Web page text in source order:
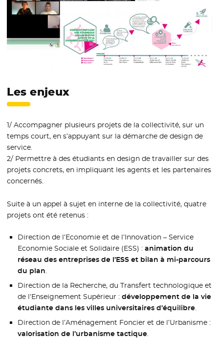
Les enjeux
1/ Accompagner plusieurs projets de la collectivité, sur un
temps court, en s’appuyant sur la démarche de design de
service.
2/ Permettre à des étudiants en design de travailler sur des
projets concrets, en impliquant les agents et les partenaires
concernés.
Suite à un appel à sujet en interne de la collectivité, quatre
projets ont été retenus :
Direction de l’Economie et de l’Innovation – Service
Economie Sociale et Solidaire (ESS) : animation du
réseau des entreprises de l’ESS et bilan à mi-parcours
du plan.
Direction de la Recherche, du Transfert technologique et
de l’Enseignement Supérieur : développement de la vie
étudiante dans les villes universitaires d’équilibre.
Direction de l’Aménagement Foncier et de l’Urbanisme :
valorisation de l’urbanisme tactique.